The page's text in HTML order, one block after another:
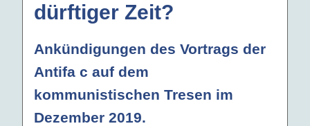
dürftiger Zeit?
Ankündigungen des Vortrags der
Antifa c auf dem
kommunistischen Tresen im
Dezember 2019.